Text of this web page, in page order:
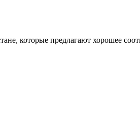
которые предлагают хорошее